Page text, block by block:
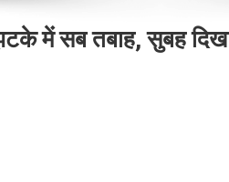
में सब तबाह, सुबह